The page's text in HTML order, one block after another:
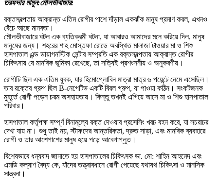
তরফদার মামুন:মৌলভীবাজার:
রক্তস্বল্পতায় আক্রান্ত এতিম রোগীর পাশে দাঁড়াল একঝাঁক মানুষ প্রমাণ করল, এখনও
বেঁচে আছে মানবতা।
মৌলভীবাজারে ঘটল এক ব্যতিক্রমী ঘটনা, যা আবারও আমাদের মনে করিয়ে দিল, মানুষ
মানুষের জন্য। শহরের শাহ মোস্তফা রোডে অবস্থিত মালাজা টাওয়ার মা ও শিশু
হাসপাতাল এন্ড ডায়াগনস্টিক সেন্টার সম্প্রতি এক রক্তস্বল্পতায় আক্রান্ত রোগীর
চিকিৎসায় যে মানবিক ভূমিকা রেখেছে, তা সত্যিই প্রশংসনীয় ও অনুকরণীয়।
রোগীটি ছিল এক এতিম যুবক, যার হিমোগ্লোবিন মাত্রা মাত্র ৬ পয়েন্টে নেমে এসেছিল।
তার রক্তের গ্রুপ ছিল B-নেগেটিভ একটি বিরল গ্রুপ, যা পাওয়া কঠিন। সংকটজনক
মুহূর্তে রোগী পড়েন চরম অসহায়তায়। কিন্তু তখনই এগিয়ে আসে মা ও শিশু হাসপাতাল
পরিবার।
হাসপাতাল কর্তৃপক্ষ সম্পূর্ণ বিনামূল্যে রক্ত দেওয়ার প্রসেসিং খরচ বহন করে, যা সচরাচর
দেখা যায় না। শুধু তাই নয়, স্টাফদের আন্তরিকতা, দ্রুত সাড়া, এবং মানবিক ব্যবহারে
রোগী ও তার আশেপাশের মানুষ হয়ে পড়ে আবেগাপ্লুত।
বিশেষভাবে ধন্যবাদ জানাতে হয় হাসপাতালের চিকিৎসক ডা. মো: শাহিন আহমেদ এবং
এমডি কল্যাণ বৈদ্য কে, যাঁদের তত্ত্বাবধানে রোগী পেয়েছে যথাযথ চিকিৎসা ও মানসিক
সান্ত্বনা।